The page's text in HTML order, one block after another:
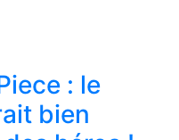
: le
bien